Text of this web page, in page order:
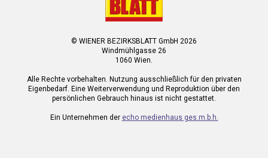
© WIENER BEZIRKSBLATT GmbH 2026
Windmühlgasse 26
1060 Wien.
Alle Rechte vorbehalten. Nutzung ausschließlich für den privaten
Eigenbedarf. Eine Weiterverwendung und Reproduktion über den
persönlichen Gebrauch hinaus ist nicht gestattet.
Ein Unternehmen der echo medienhaus ges.m.b.h.